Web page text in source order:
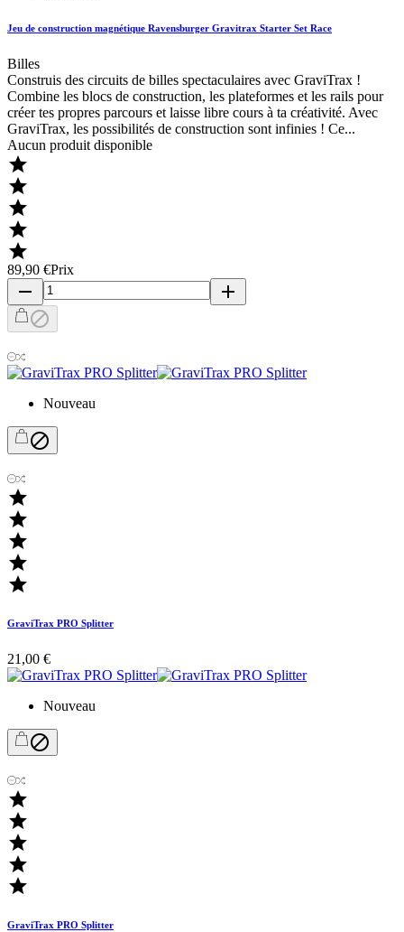
Jeu de construction magnétique Ravensburger Gravitrax Starter Set Race
Billes
Construis des circuits de billes spectaculaires avec GraviTrax !
Combine les blocs de construction, les plateformes et les rails pour
créer tes propres parcours et laisse libre cours à ta créativité. Avec
GraviTrax, les possibilités de construction sont infinies ! Ce...
Aucun produit disponible





89,90 €Prix
remove
add

Nouveau






GraviTrax PRO Splitter
21,00 €
Nouveau






GraviTrax PRO Splitter